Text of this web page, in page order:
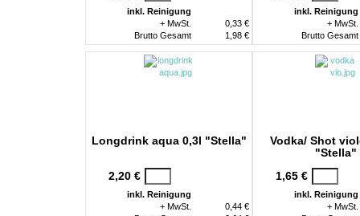
inkl. Reinigung
+ MwSt.
0,33 €
Brutto Gesamt
1,98 €
inkl. Reinigung
+ MwSt.
Brutto Gesamt
Longdrink aqua 0,3l "Stella"
2,20 €
inkl. Reinigung
+ MwSt.
0,44 €
Vodka/ Shot
"Stella"
1,65 €
inkl. Reinigung
+ MwSt.